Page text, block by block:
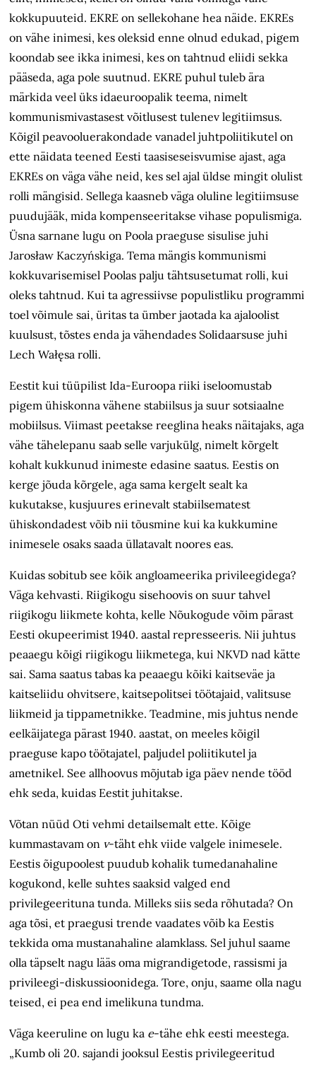
kokkupuuteid. EKRE on sellekohane hea näide. EKREs
on vähe inimesi, kes oleksid enne olnud edukad, pigem
koondab see ikka inimesi, kes on tahtnud eliidi sekka
pääseda, aga pole suutnud. EKRE puhul tuleb ära
märkida veel üks idaeuroopalik teema, nimelt
kommunismivastasest võitlusest tulenev legitiimsus.
Kõigil peavooluerakondade vanadel juhtpoliitikutel on
ette näidata teened Eesti taasiseseisvumise ajast, aga
EKREs on väga vähe neid, kes sel ajal üldse mingit olulist
rolli mängisid. Sellega kaasneb väga oluline legitiimsuse
puudujääk, mida kompenseeritakse vihase populismiga.
Üsna sarnane lugu on Poola praeguse sisulise juhi
Jarosław Kaczyńskiga. Tema mängis kommunismi
kokkuvarisemisel Poolas palju tähtsusetumat rolli, kui
oleks tahtnud. Kui ta agressiivse populistliku programmi
toel võimule sai, üritas ta ümber jaotada ka ajaloolist
kuulsust, tõstes enda ja vähendades Solidaarsuse juhi
Lech Wałęsa rolli.
Eestit kui tüüpilist Ida-Euroopa riiki iseloomustab
pigem ühiskonna vähene stabiilsus ja suur sotsiaalne
mobiilsus. Viimast peetakse reeglina heaks näitajaks, aga
vähe tähelepanu saab selle varjukülg, nimelt kõrgelt
kohalt kukkunud inimeste edasine saatus. Eestis on
kerge jõuda kõrgele, aga sama kergelt sealt ka
kukutakse, kusjuures erinevalt stabiilsematest
ühiskondadest võib nii tõusmine kui ka kukkumine
inimesele osaks saada üllatavalt noores eas.
Kuidas sobitub see kõik angloameerika privileegidega?
Väga kehvasti. Riigikogu sisehoovis on suur tahvel
riigikogu liikmete kohta, kelle Nõukogude võim pärast
Eesti okupeerimist 1940. aastal represseeris. Nii juhtus
peaaegu kõigi riigikogu liikmetega, kui NKVD nad kätte
sai. Sama saatus tabas ka peaaegu kõiki kaitseväe ja
kaitseliidu ohvitsere, kaitsepolitsei töötajaid, valitsuse
liikmeid ja tippametnikke. Teadmine, mis juhtus nende
eelkäijatega pärast 1940. aastat, on meeles kõigil
praeguse kapo töötajatel, paljudel poliitikutel ja
ametnikel. See allhoovus mõjutab iga päev nende tööd
ehk seda, kuidas Eestit juhitakse.
Võtan nüüd Oti vehmi detailsemalt ette. Kõige
kummastavam on v-täht ehk viide valgele inimesele.
Eestis õigupoolest puudub kohalik tumedanahaline
kogukond, kelle suhtes saaksid valged end
privilegeerituna tunda. Milleks siis seda rõhutada? On
aga tõsi, et praegusi trende vaadates võib ka Eestis
tekkida oma mustanahaline alamklass. Sel juhul saame
olla täpselt nagu lääs oma migrandigetode, rassismi ja
privileegi-diskussioonidega. Tore, onju, saame olla nagu
teised, ei pea end imelikuna tundma.
Väga keeruline on lugu ka e-tähe ehk eesti meestega.
„Kumb oli 20. sajandi jooksul Eestis privilegeeritud